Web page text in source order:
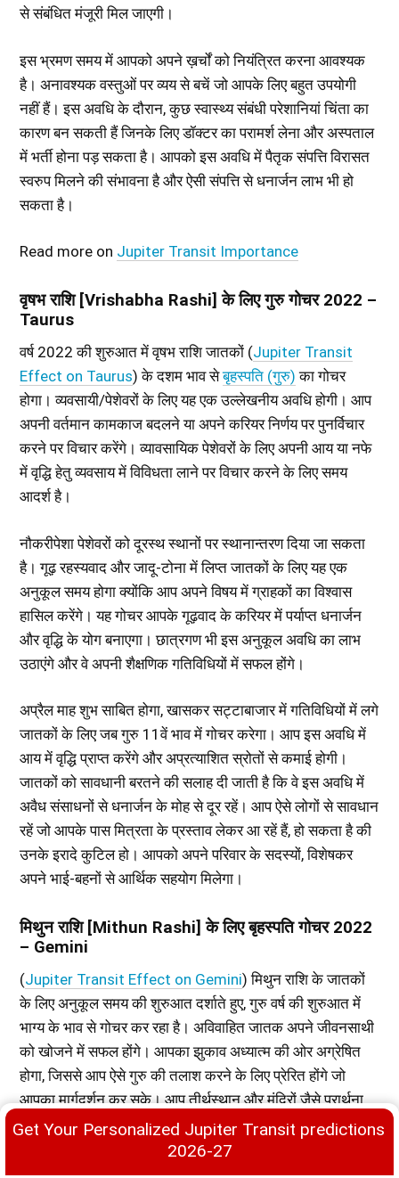
से संबंधित मंजूरी मिल जाएगी।
इस भ्रमण समय में आपको अपने ख़र्चों को नियंत्रित करना आवश्यक
है। अनावश्यक वस्तुओं पर व्यय से बचें जो आपके लिए बहुत उपयोगी
नहीं हैं। इस अवधि के दौरान, कुछ स्वास्थ्य संबंधी परेशानियां चिंता का
कारण बन सकती हैं जिनके लिए डॉक्टर का परामर्श लेना और अस्पताल
में भर्ती होना पड़ सकता है। आपको इस अवधि में पैतृक संपत्ति विरासत
स्वरुप मिलने की संभावना है और ऐसी संपत्ति से धनार्जन लाभ भी हो
सकता है।
Read more on Jupiter Transit Importance
वृषभ राशि [Vrishabha Rashi] के लिए गुरु गोचर 2022 –
Taurus
वर्ष 2022 की शुरुआत में वृषभ राशि जातकों (Jupiter Transit
Effect on Taurus) के दशम भाव सेबृहस्पति (गुरु) का गोचर
होगा। व्यवसायी/पेशेवरों के लिए यह एक उल्लेखनीय अवधि होगी। आप
अपनी वर्तमान कामकाज बदलने या अपने करियर निर्णय पर पुनर्विचार
करने पर विचार करेंगे। व्यावसायिक पेशेवरों के लिए अपनी आय या नफे
में वृद्धि हेतु व्यवसाय में विविधता लाने पर विचार करने के लिए समय
आदर्श है।
नौकरीपेशा पेशेवरों को दूरस्थ स्थानों पर स्थानान्तरण दिया जा सकता
है। गूढ़ रहस्यवाद और जादू-टोना में लिप्त जातकों के लिए यह एक
अनुकूल समय होगा क्योंकि आप अपने विषय में ग्राहकों का विश्वास
हासिल करेंगे। यह गोचर आपके गूढ़वाद के करियर में पर्याप्त धनार्जन
और वृद्धि के योग बनाएगा। छात्रगण भी इस अनुकूल अवधि का लाभ
उठाएंगे और वे अपनी शैक्षणिक गतिविधियों में सफल होंगे।
अप्रैल माह शुभ साबित होगा, खासकर सट्टाबाजार में गतिविधियों में लगे
जातकों के लिए जब गुरु 11वें भाव में गोचर करेगा। आप इस अवधि में
आय में वृद्धि प्राप्त करेंगे और अप्रत्याशित स्रोतों से कमाई होगी।
जातकों को सावधानी बरतने की सलाह दी जाती है कि वे इस अवधि में
अवैध संसाधनों से धनार्जन के मोह से दूर रहें। आप ऐसे लोगों से सावधान
रहें जो आपके पास मित्रता के प्रस्ताव लेकर आ रहें हैं, हो सकता है की
उनके इरादे कुटिल हो। आपको अपने परिवार के सदस्यों, विशेषकर
अपने भाई-बहनों से आर्थिक सहयोग मिलेगा।
मिथुन राशि [Mithun Rashi] के लिए बृहस्पति गोचर 2022
– Gemini
(Jupiter Transit Effect on Gemini) मिथुन राशि के जातकों
के लिए अनुकूल समय की शुरुआत दर्शाते हुए, गुरु वर्ष की शुरुआत में
भाग्य के भाव से गोचर कर रहा है। अविवाहित जातक अपने जीवनसाथी
को खोजने में सफल होंगे। आपका झुकाव अध्यात्म की ओर अग्रेषित
होगा, जिससे आप ऐसे गुरु की तलाश करने के लिए प्रेरित होंगे जो
आपका मार्गदर्शन कर सके। आप तीर्थस्थान और मंदिरों जैसे प्रार्थना
स्थलों की यात्रा कर सकते हैं। गुरु का मीन राशि में गोचर आपके
व्यावसायिक क्षेत्र को समृद्ध करेगा। कानूनी, चिकित्सा और खाद्य
व्यवसायों के लोगों के लिए यह एक अनुकूल अवधि होगी क्योंकि आप
Get Your Personalized Jupiter Transit predictions
2026-27
Premium